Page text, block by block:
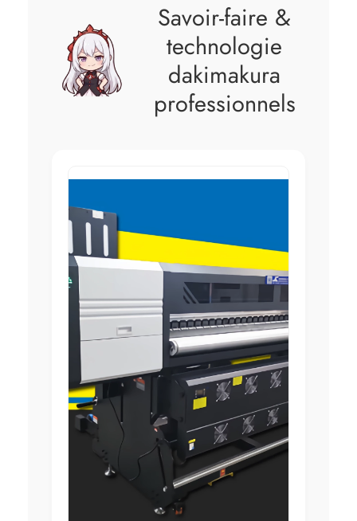
Savoir‑faire &
technologie
dakimakura
professionnels